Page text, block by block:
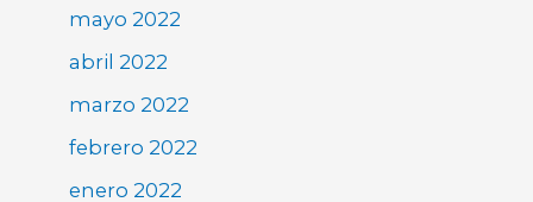
mayo 2022
abril 2022
marzo 2022
febrero 2022
enero 2022